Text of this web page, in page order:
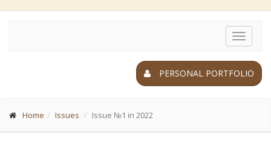
Toggle
PERSONAL PORTFOLIO
Home Issues Issue №1 in 2022